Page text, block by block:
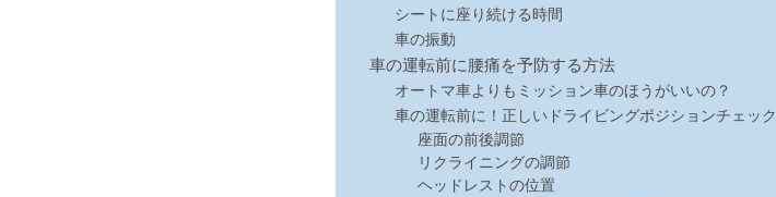
シートに座り続ける時間
車の振動
車の運転前に腰痛を予防する方法
オートマ車よりもミッション車のほうがいいの？
車の運転前に！正しいドライビングポジションチェック
座面の前後調節
リクライニングの調節
ヘッドレストの位置